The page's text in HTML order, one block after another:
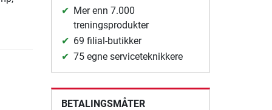
Mer enn 7.000
treningsprodukter
69 filial-butikker
75 egne serviceteknikkere
BETALINGSMÅTER